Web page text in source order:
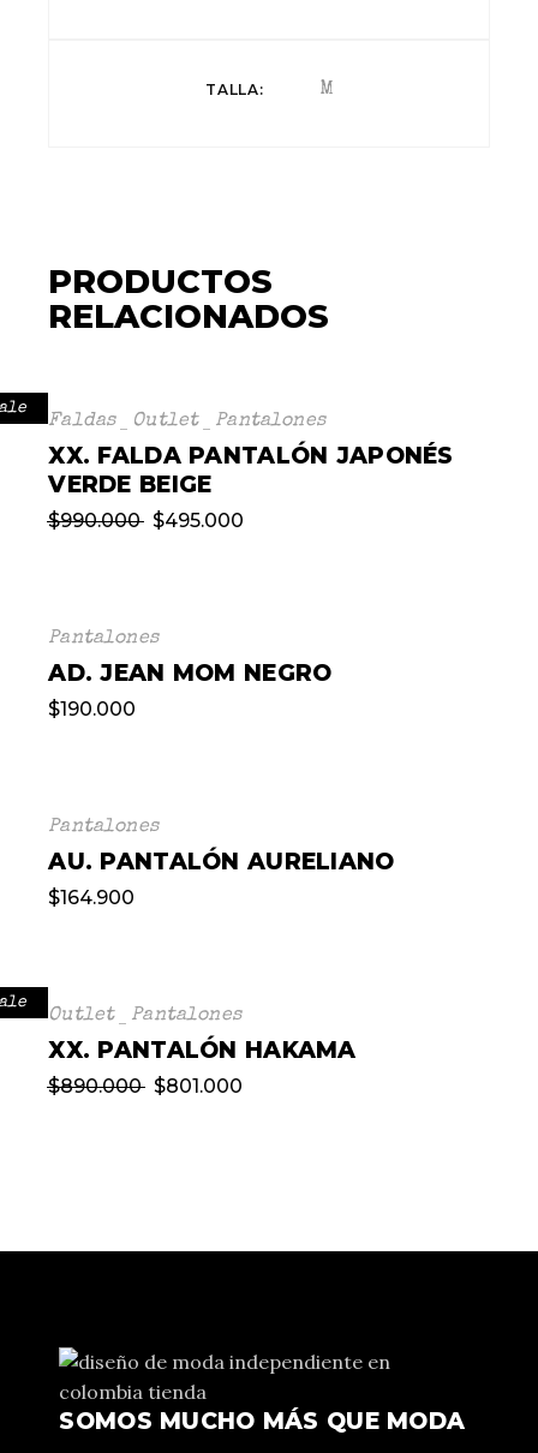
TALLA M
PRODUCTOS
RELACIONADOS
Faldas Outlet Pantalones
XX. FALDA PANTALÓN JAPONÉS
VERDE BEIGE
$990.000 $495.000
Pantalones
AD. JEAN MOM NEGRO
$190.000
Pantalones
AU. PANTALÓN AURELIANO
$164.900
Outlet Pantalones
XX. PANTALÓN HAKAMA
$890.000 $801.000
SOMOS MUCHO MÁS QUE MODA